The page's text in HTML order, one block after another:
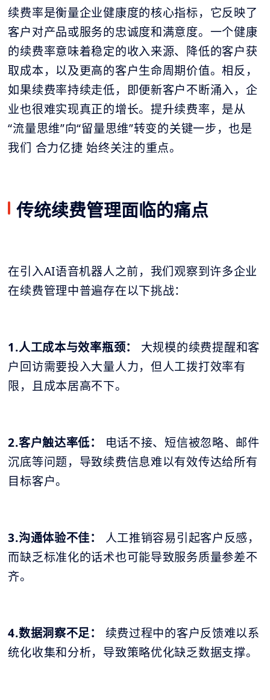
续费率是衡量企业健康度的核心指标，它反映了
客户对产品或服务的忠诚度和满意度。一个健康
的续费率意味着稳定的收入来源、降低的客户获
取成本，以及更高的客户生命周期价值。相反，
如果续费率持续走低，即便新客户不断涌入，企
业也很难实现真正的增长。提升续费率，是从
“流量思维”向“留量思维”转变的关键一步，也是
我们 合力亿捷 始终关注的重点。
传统续费管理面临的痛点
在引入AI语音机器人之前，我们观察到许多企业
在续费管理中普遍存在以下挑战：
1.人工成本与效率瓶颈： 大规模的续费提醒和客
户回访需要投入大量人力，但人工拨打效率有
限，且成本居高不下。
2.客户触达率低：
电话不接、短信被忽略、邮件
沉底等问题，导致续费信息难以有效传达给所有
目标客户。
3.沟通体验不佳：
人工推销容易引起客户反感，
而缺乏标准化的话术也可能导致服务质量参差不
齐。
4.数据洞察不足： 续费过程中的客户反馈难以系
统化收集和分析，导致策略优化缺乏数据支撑。